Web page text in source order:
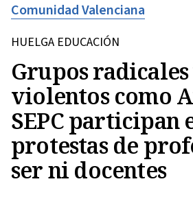
Comunidad Valenciana
HUELGA EDUCACIÓN
Grupos
violentos como
SEPC participan
protestas de
ser ni docentes